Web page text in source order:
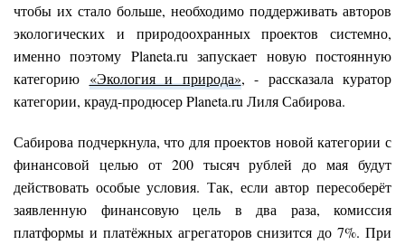
чтобы их стало больше, необходимо поддерживать авторов
экологических и природоохранных проектов системно,
именно поэтому Planeta.ru запускает новую постоянную
категорию «Экология и природа», - рассказала куратор
категории, крауд-продюсер Planeta.ru Лиля Сабирова.
Сабирова подчеркнула, что для проектов новой категории с
финансовой целью от 200 тысяч рублей до мая будут
действовать особые условия. Так, если автор пересоберёт
заявленную финансовую цель в два раза, комиссия
платформы и платёжных агрегаторов снизится до 7%. При